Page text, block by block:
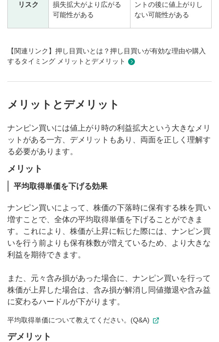
リスク
損失拡大がより広がる
可能性がある
ントの後に値上がりし
ない可能性がある
【関連リンク】押し目買いとは？押し目買いが有効な理由や購入
するタイミング メリットとデメリット
メリットとデメリット
ナンピン買いには値上がり時の利益拡大という大きなメリ
ットがある一方、デメリットもあり、両面を正しく理解す
る必要があります。
メリット
平均取得単価を下げる効果
ナンピン買いによって、株価の下落時に保有する株を買い
増すことで、全体の平均取得単価を下げることができま
す。これにより、株価が上昇に転じた際には、ナンピン買
いを行う前よりも保有株数が増えているため、より大きな
利益を期待できます。
また、元々含み損があった場合に、ナンピン買いを行って
株価が上昇した場合は、含み損が解消し同値撤退や含み益
に変わるハードルが下がります。
平均取得単価について教えてください。(Q&A)
デメリット